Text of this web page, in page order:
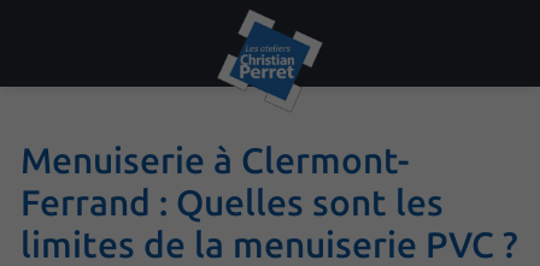
Menuiserie à Clermont-
Ferrand : Quelles sont les
limites de la menuiserie PVC ?